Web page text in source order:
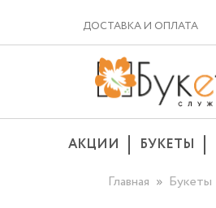
ДОСТАВКА И ОПЛАТА
АКЦИИ БУКЕТЫ
Главная
Букеты